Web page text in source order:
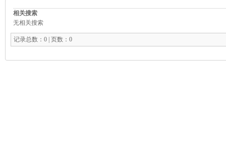
相关搜索
无相关搜索
记录总数：0 | 页数：0